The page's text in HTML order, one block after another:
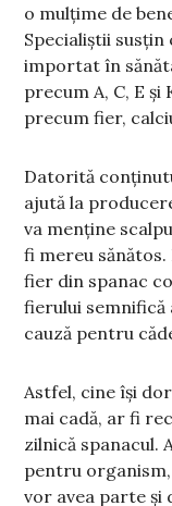
o mulțime de
Specialiștii
importat în
precum A, C, E
precum fier,
Datorită
ajută la
va menține
fi mereu
fier din spanac
fierului semnifică
cauză pentru
Astfel, cine își
mai cadă, ar fi
zilnică spanacul.
pentru
vor avea parte și